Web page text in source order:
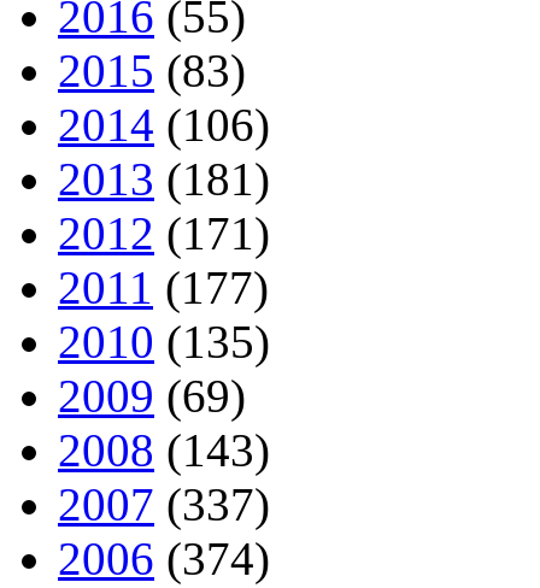
2016 (55)
2015 (83)
2014 (106)
2013 (181)
2012 (171)
2011 (177)
2010 (135)
2009 (69)
2008 (143)
2007 (337)
2006 (374)